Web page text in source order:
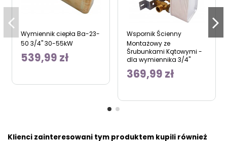
Wymiennik ciepła Ba-23-
50 3/4" 30-55kW
539,99 zł
Wspornik Ścienny
Montażowy ze
Śrubunkami Kątowymi -
dla wymiennika 3/4"
369,99 zł
Klienci zainteresowani tym produktem kupili również